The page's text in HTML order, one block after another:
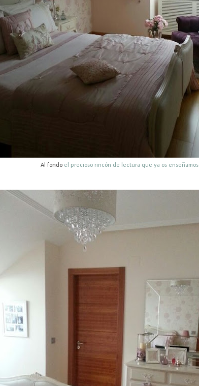
Al fondo el precioso rincón de lectura que ya os enseñamos